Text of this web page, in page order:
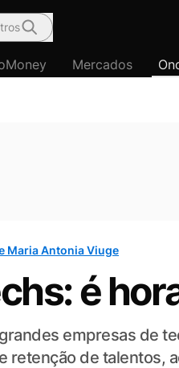
Mercados
Maria Antonia Viuge
é
empresas de
retenção de talentos,